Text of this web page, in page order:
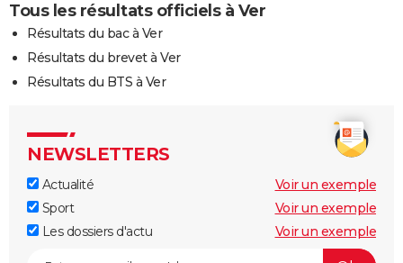
Tous les résultats officiels à Ver
Résultats du bac à Ver
Résultats du brevet à Ver
Résultats du BTS à Ver
NEWSLETTERS
Actualité
Voir un exemple
Sport
Voir un exemple
Les dossiers d'actu
Voir un exemple